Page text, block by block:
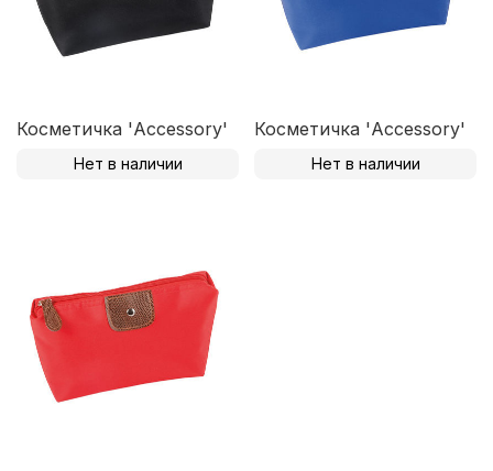
Косметичка 'Accessory'
Нет в наличии
Косметичка 'Accessory'
Нет в наличии